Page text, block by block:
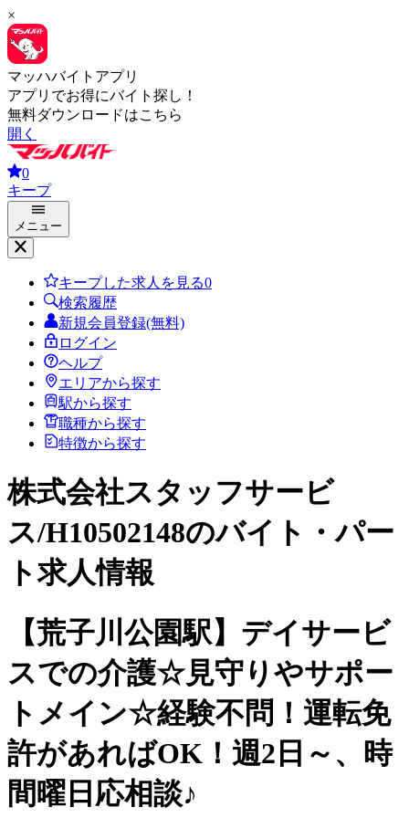
×
マッハバイトアプリ
アプリでお得にバイト探し！
無料ダウンロードはこちら
開く
0
キープ
メニュー
キープした求人を見る0
検索履歴
新規会員登録(無料)
ログイン
ヘルプ
エリアから探す
駅から探す
職種から探す
特徴から探す
株式会社スタッフサービ
ス/H10502148のバイト・パー
ト求人情報
【荒子川公園駅】デイサービ
スでの介護☆見守りやサポー
トメイン☆経験不問！運転免
許があればOK！週2日～、時
間曜日応相談♪